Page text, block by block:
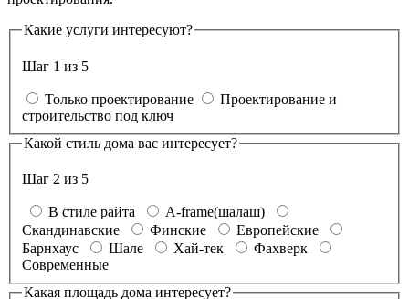
Какие услуги интересуют?
Шаг 1 из 5
Только проектирование
Проектирование и
строительство под ключ
Какой стиль дома вас интересует?
Шаг 2 из 5
В стиле райта
A-frame(шалаш)
Скандинавские
Финские
Европейские
Барнхаус
Шале Хай-тек
Фахверк
Современные
Какая площадь дома интересует?